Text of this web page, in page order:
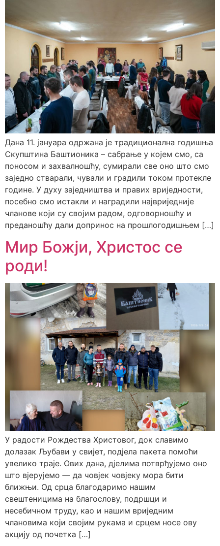
Дана 11. јануара одржана је традиционална годишња
Скупштина Баштионика – сабрање у којем смо, са
поносом и захвалношћу, сумирали све оно што смо
заједно стварали, чували и градили током протекле
године. У духу заједништва и правих вриједности,
посебно смо истакли и наградили највриједније
чланове који су својим радом, одговорношћу и
преданошћу дали допринос на прошлогодишњем […]
Мир Божји, Христос се
роди!
У радости Рождества Христовог, док славимо
долазак Љубави у свијет, подјела пакета помоћи
увелико траје. Ових дана, дјелима потврђујемо оно
што вјерујемо — да човјек човјеку мора бити
ближњи. Од срца благодаримо нашим
свештеницима на благослову, подршци и
несебичном труду, као и нашим вриједним
члановима који својим рукама и срцем носе ову
акцију од почетка […]